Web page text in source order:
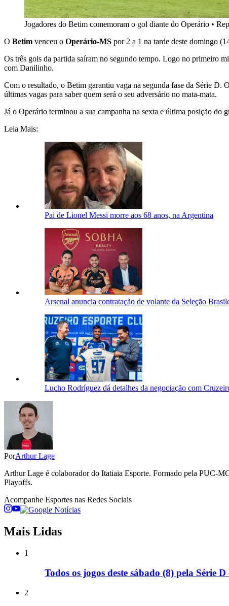
Jogadores do Betim comemoram o gol diante do Operário •
O Betim venceu o Operário-MS por 2 a 1 na tarde deste domingo
Os três gols da partida saíram no segundo tempo. Logo no primeiro
com Danilinho.
Com o resultado, o Betim garantiu vaga na segunda fase da Série
últimas vagas para saber quem será o seu adversário no mata-mata.
Já o Operário terminou a sua campanha na sexta e última posição do
Leia Mais:
Pai de Lionel Messi morre aos 68 anos, na Argentina
Arsenal anuncia contratação de volante da Seleção
Lucho Rodríguez dá detalhes da negociação com
PorArthur Lage
Arthur Lage é colaborador do Itatiaia Esporte. Formado pela PUC-
Playoffs.
Acompanhe Esportes nas Redes Sociais
Mais Lidas
1
Todos os jogos deste sábado (8) pela Série
2